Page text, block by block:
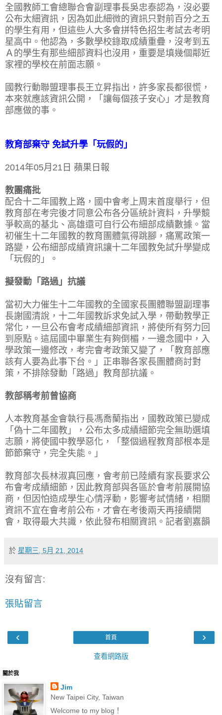
全國教師工會總聯合會副理事長吳忠泰認為，沒必要
公布太細資訊，因為如此細微的資訊只對前百分之五
的學生有用，但這些人大多會拼特色招生考試去考明
星高中。他認為，多數學校錄取成績重疊，沒考到五
Ａ的學生有那些細部資料也沒用，重要是填幾個鄰近
家裡的學校在前面志願。
國教行動聯盟理事長王立昇指出，許多家長都很慌，
本來就應該資訊公開，「讓每個孩子安心」才是教育
部應做的事。
教育部棄守 免試升學「玩假的」
2014年05月21日 蘋果日報
教團痛批
配合十二年國教上路，國中會考上周末首度舉行，但
教育部在考完後才同意公布各分區統計資料，升學競
爭較高的基北、高雄還可自行公布細部成績數據。當
初催生十二年國教的教育團體氣得跳腳，痛罵政策一
路變，公布細部成績資訊讓十二年國教免試升學變成
「玩假的」。
擬發動「路過」抗議
當初大力催生十二年國教的全國家長團體聯盟副理事
長謝國清說，十二年國教訴求免試入學，帶動教學正
常化，一旦公布會考成績細部資訊，將使所有努力回
到原點。這屆國中畢業生有夠倒楣，一邊念國中，入
學政策一邊修改，考完會考政策又變了，「教育部應
該有人要為此事下台。」正串聯各家長團體商討對
策，不排除發動「路過」教育部抗議。
教部稱考前曾協商
人本教育基金會執行長馮喬蘭指出，國教政策已變成
「偽十二年國教」，公布太多成績細節完全無助選填
志願，將使國中教學惡化，「整個過程教育部根本是
節節棄守，完全失能。」
教育部次長林淑真回應，會考前已陸續有家長要求公
布會考成績細節，因此教育部與各區於會考前展開協
商，但因怕造成學生心情浮動，影響考試情緒，相關
資訊不宜在會考前公布，才會在考後兩天再接續開
會，取得最大共識，依此發布相關資訊。記者劉嘉韻
於 星期三, 5月 21, 2014
沒有留言:
張貼留言
‹ ›
首頁
查看網路版
關於我
Jim
New Taipei City, Taiwan
Welcome to my blog！